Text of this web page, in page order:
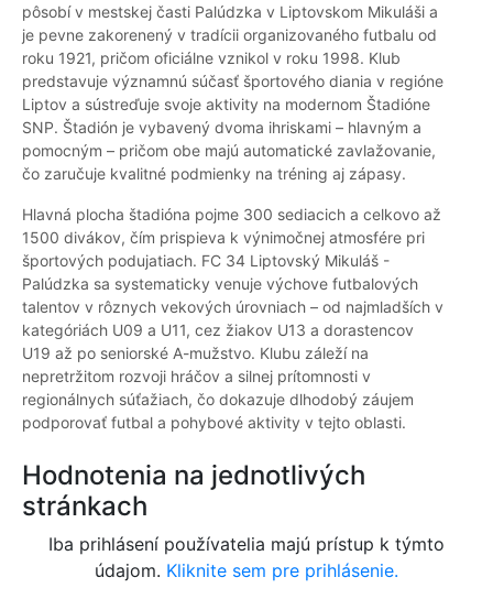
pôsobí v mestskej časti Palúdzka v Liptovskom Mikuláši a
je pevne zakorenený v tradícii organizovaného futbalu od
roku 1921, pričom oficiálne vznikol v roku 1998. Klub
predstavuje významnú súčasť športového diania v regióne
Liptov a sústreďuje svoje aktivity na modernom Štadióne
SNP. Štadión je vybavený dvoma ihriskami – hlavným a
pomocným – pričom obe majú automatické zavlažovanie,
čo zaručuje kvalitné podmienky na tréning aj zápasy.
Hlavná plocha štadióna pojme 300 sediacich a celkovo až
1500 divákov, čím prispieva k výnimočnej atmosfére pri
športových podujatiach. FC 34 Liptovský Mikuláš -
Palúdzka sa systematicky venuje výchove futbalových
talentov v rôznych vekových úrovniach – od najmladších v
kategóriách U09 a U11, cez žiakov U13 a dorastencov
U19 až po seniorské A-mužstvo. Klubu záleží na
nepretržitom rozvoji hráčov a silnej prítomnosti v
regionálnych súťažiach, čo dokazuje dlhodobý záujem
podporovať futbal a pohybové aktivity v tejto oblasti.
Hodnotenia na jednotlivých
stránkach
Iba prihlásení používatelia majú prístup k týmto
údajom. Kliknite sem pre prihlásenie.